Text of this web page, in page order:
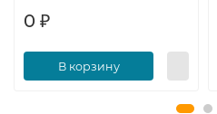
0 ₽
В корзину